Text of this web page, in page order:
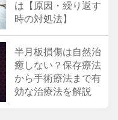
は【原因・繰り返す
時の対処法】
半月板損傷は自然治
癒しない？保存療法
から手術療法まで有
効な治療法を解説